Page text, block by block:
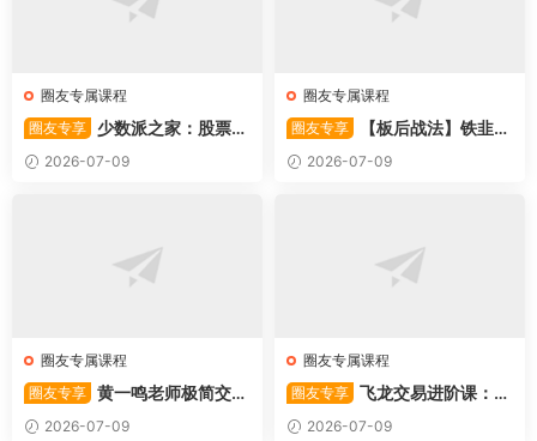
圈友专属课程
圈友专享
少数派之家：股票操
作系统—从入门到精通
2026-07-09
圈友专属课程
圈友专享
【板后战法】铁韭菜
板后强势战法
2026-07-09
圈友专属课程
圈友专享 黄一鸣老师极简交易
系统2026-07-09
圈友专属课程
圈友专享 飞龙交易进阶课：共
振战法
2026-07-09